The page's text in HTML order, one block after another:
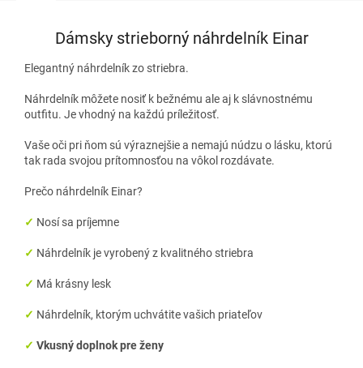
Dámsky strieborný náhrdelník Einar
Elegantný náhrdelník zo striebra.
Náhrdelník môžete nosiť k bežnému ale aj k slávnostnému
outfitu. Je vhodný na každú príležitosť.
Vaše oči pri ňom sú výraznejšie a nemajú núdzu o lásku, ktorú
tak rada svojou prítomnosťou na vôkol rozdávate.
Prečo náhrdelník Einar?
✓ Nosí sa príjemne
✓ Náhrdelník je vyrobený z kvalitného striebra
✓ Má krásny lesk
✓ Náhrdelník, ktorým uchvátite vašich priateľov
✓ Vkusný doplnok pre ženy